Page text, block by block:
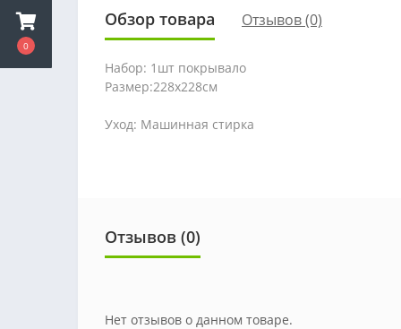
0
Обзор товара Отзывов (0)
Набор: 1шт покрывало
Размер:228х228см
Уход: Машинная стирка
Отзывов (0)
Нет отзывов о данном товаре.